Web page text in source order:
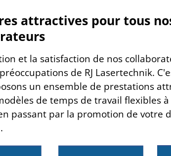
attractives pour tous
et la satisfaction de nos
de RJ Lasertechnik.
un ensemble de prestations
de temps de travail flexibles
passant par la promotion de votre